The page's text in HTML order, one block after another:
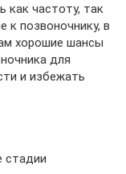
как частоту, так
к позвоночнику, в
хорошие шансы
для
и избежать
стадии